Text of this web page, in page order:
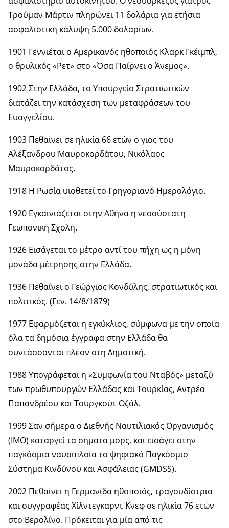
Τρούμαν Μάρτιν πληρώνει 11 δολάρια για ετήσια
ασφαλιστική κάλυψη 5.000 δολαρίων.
1901 Γεννιέται ο Αμερικανός ηθοποιός Κλαρκ Γκέιμπλ,
ο θρυλικός «Ρετ» στο «Όσα Παίρνει ο Άνεμος».
1902 Στην Ελλάδα, το Υπουργείο Στρατιωτικών
διατάζει την κατάσχεση των μεταφράσεων του
Ευαγγελίου.
1903 Πεθαίνει σε ηλικία 66 ετών ο γιος του
Αλέξανδρου Μαυροκορδάτου, Νικόλαος
Μαυροκορδάτος.
1918 Η Ρωσία υιοθετεί το Γρηγοριανό Ημερολόγιο.
1920 Εγκαινιάζεται στην Αθήνα η νεοσύστατη
Γεωπονική Σχολή.
1926 Εισάγεται το μέτρο αντί του πήχη ως η μόνη
μονάδα μέτρησης στην Ελλάδα.
1936 Πεθαίνει ο Γεώργιος Κονδύλης, στρατιωτικός και
πολιτικός. (Γεν. 14/8/1879)
1977 Εφαρμόζεται η εγκύκλιος, σύμφωνα με την οποία
όλα τα δημόσια έγγραφα στην Ελλάδα θα
συντάσσονται πλέον στη Δημοτική.
1988 Υπογράφεται η «Συμφωνία του Νταβός» μεταξύ
των πρωθυπουργών Ελλάδας και Τουρκίας, Αντρέα
Παπανδρέου και Τουργκούτ Οζάλ.
1999 Σαν σήμερα ο Διεθνής Ναυτιλιακός Οργανισμός
(IMO) καταργεί τα σήματα μορς, και εισάγει στην
παγκόσμια ναυσιπλοΐα το ψηφιακό Παγκόσμιο
Σύστημα Κινδύνου και Ασφάλειας (GMDSS).
2002 Πεθαίνει η Γερμανίδα ηθοποιός, τραγουδίστρια
και συγγραφέας Χίλντεγκαρντ Κνεφ σε ηλικία 76 ετών
στο Βερολίνο. Πρόκειται για μία από τις